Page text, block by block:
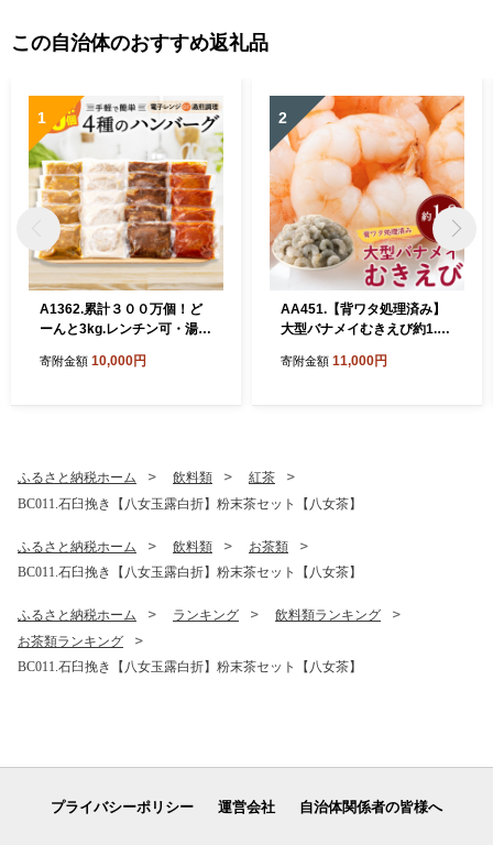
この自治体のおすすめ返礼品
1
A1362.累計３００万個！ど
ーんと3kg.レンチン可・湯煎
セット【150g×20個】【訳あ
寄附金額 10,000円
2
AA451.【背ワタ処理済み】
大型バナメイむきえび約1.8k
寄附金額 11,000円
ふるさと納税ホーム 飲料類
紅茶
BC011.石臼挽き【八女玉露白折】粉末茶セット【八女茶】
ふるさと納税ホーム 飲料類
お茶類
BC011.石臼挽き【八女玉露白折】粉末茶セット【八女茶】
ふるさと納税ホーム ランキング
飲料類ランキング
お茶類ランキング
BC011.石臼挽き【八女玉露白折】粉末茶セット【八女茶】
プライバシーポリシー 運営会社 自治体関係者の皆様へ